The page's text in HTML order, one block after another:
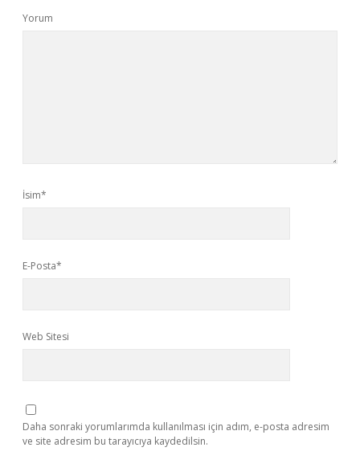
Yorum
İsim*
E-Posta*
Web Sitesi
Daha sonraki yorumlarımda kullanılması için adım, e-posta adresim
ve site adresim bu tarayıcıya kaydedilsin.